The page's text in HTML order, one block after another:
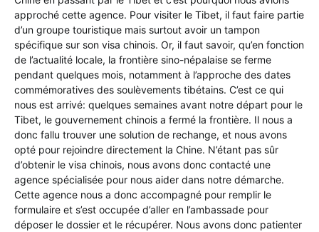
approché cette agence. Pour visiter le Tibet, il faut faire partie
d’un groupe touristique mais surtout avoir un tampon
spécifique sur son visa chinois. Or, il faut savoir, qu’en fonction
de l’actualité locale, la frontière sino-népalaise se ferme
pendant quelques mois, notamment à l’approche des dates
commémoratives des soulèvements tibétains. C’est ce qui
nous est arrivé: quelques semaines avant notre départ pour le
Tibet, le gouvernement chinois a fermé la frontière. Il nous a
donc fallu trouver une solution de rechange, et nous avons
opté pour rejoindre directement la Chine. N’étant pas sûr
d’obtenir le visa chinois, nous avons donc contacté une
agence spécialisée pour nous aider dans notre démarche.
Cette agence nous a donc accompagné pour remplir le
formulaire et s’est occupée d’aller en l’ambassade pour
déposer le dossier et le récupérer. Nous avons donc patienter